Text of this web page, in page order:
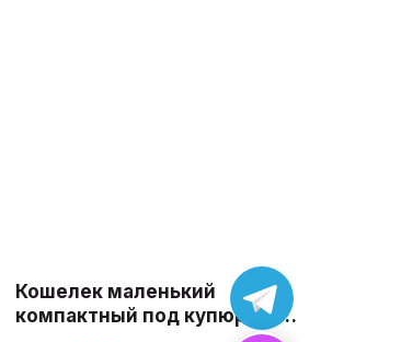
Кошелек маленький
компактный под купюры и